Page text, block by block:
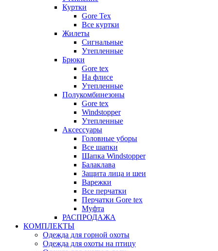
Куртки
Gore Tex
Все куртки
Жилеты
Сигнальные
Утепленные
Брюки
Gore tex
На флисе
Утепленные
Полукомбинезоны
Gore tex
Windstopper
Утепленные
Аксессуары
Головные уборы
Все шапки
Шапка Windstopper
Балаклава
Защита лица и шеи
Варежки
Все перчатки
Перчатки Gore tex
Муфта
РАСПРОДАЖА
КОМПЛЕКТЫ
Одежда для горной охоты
Одежда для охоты на птицу